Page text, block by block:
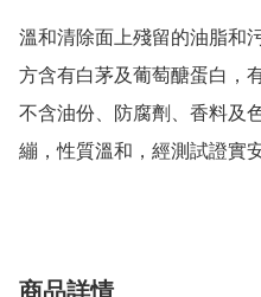
溫和清除面上殘留的油脂和
方含有白茅及葡萄醣蛋白，
不含油份、防腐劑、香料及
商品詳情